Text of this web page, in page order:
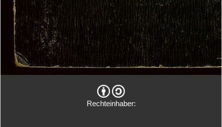
Rechteinhaber: